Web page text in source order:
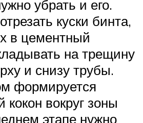
убрать и его.
куски бинта,
в цементный
на трещину
и снизу трубы.
формируется
кокон вокруг зоны
этапе нужно